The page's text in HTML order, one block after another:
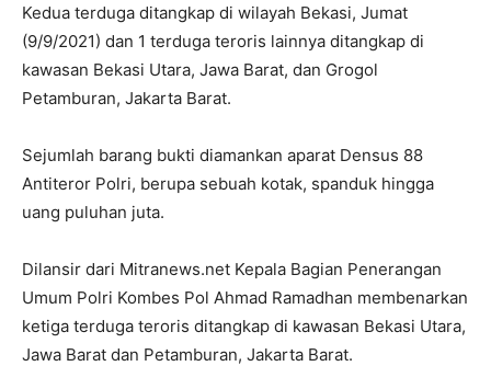
Kedua terduga ditangkap di wilayah Bekasi, Jumat
(9/9/2021) dan 1 terduga teroris lainnya ditangkap di
kawasan Bekasi Utara, Jawa Barat, dan Grogol
Petamburan, Jakarta Barat.
Sejumlah barang bukti diamankan aparat Densus 88
Antiteror Polri, berupa sebuah kotak, spanduk hingga
uang puluhan juta.
Dilansir dari Mitranews.net Kepala Bagian Penerangan
Umum Polri Kombes Pol Ahmad Ramadhan membenarkan
ketiga terduga teroris ditangkap di kawasan Bekasi Utara,
Jawa Barat dan Petamburan, Jakarta Barat.